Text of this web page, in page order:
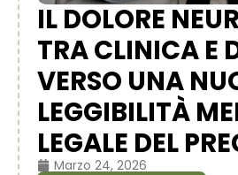
IL DOLORE
TRA CLINICA E
VERSO UNA
LEGGIBILITÀ
LEGALE DEL
Marzo 24, 2026